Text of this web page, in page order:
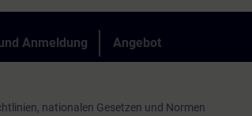
Anmeldung Angebot
nationalen Gesetzen und Normen